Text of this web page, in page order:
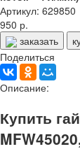
Артикул: 629850
950 р.
заказать
Поделиться
Описание:
Купить